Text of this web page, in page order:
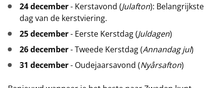
24 december- Kerstavond (Julafton): Belangrijkste
dag van de kerstviering.
25 december- Eerste Kerstdag (Juldagen)
26 december- Tweede Kerstdag (Annandag jul)
31 december- Oudejaarsavond (Nyårsafton)